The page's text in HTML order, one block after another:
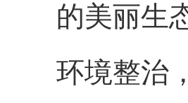
的美丽生
环境整治